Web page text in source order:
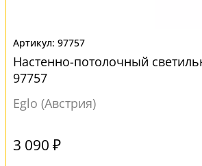
97757
Настенно-потолочный
97757
Eglo (Австрия)
3 090 ₽